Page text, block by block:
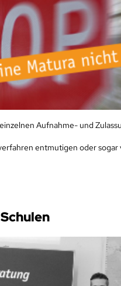
Aufnahme- und
entmutigen oder sogar